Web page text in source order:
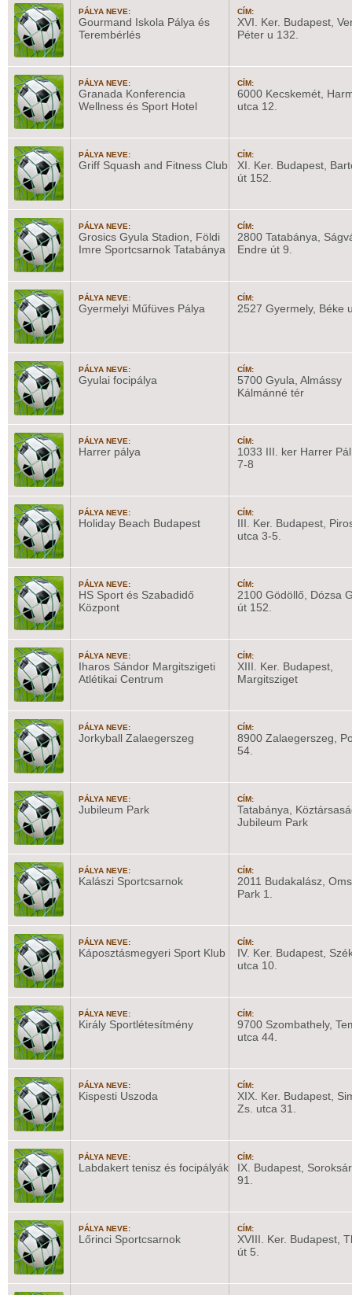
PÁLYA NEVE:
Gourmand Iskola Pálya és
Terembérlés
CÍM:
XVI. Ker. Budapest,
Péter u 132.
PÁLYA NEVE:
Granada Konferencia
Wellness és Sport Hotel
CÍM:
6000 Kecskemét,
utca 12.
PÁLYA NEVE:
Griff Squash and Fitness Club
CÍM:
XI. Ker. Budapest,
út 152.
PÁLYA NEVE:
Grosics Gyula Stadion, Földi
Imre Sportcsarnok Tatabánya
CÍM:
2800 Tatabánya,
Endre út 9.
PÁLYA NEVE:
Gyermelyi Műfüves Pálya
CÍM:
2527 Gyermely, Béke
PÁLYA NEVE:
Gyulai focipálya
CÍM:
5700 Gyula, Almássy
Kálmánné tér
PÁLYA NEVE:
Harrer pálya
CÍM:
1033 III. ker Harrer
7-8
PÁLYA NEVE:
Holiday Beach Budapest
CÍM:
III. Ker. Budapest,
utca 3-5.
PÁLYA NEVE:
HS Sport és Szabadidő
Központ
CÍM:
2100 Gödöllő, Dózsa
út 152.
PÁLYA NEVE:
Iharos Sándor Margitszigeti
Atlétikai Centrum
CÍM:
XIII. Ker. Budapest,
Margitsziget
PÁLYA NEVE:
Jorkyball Zalaegerszeg
CÍM:
8900 Zalaegerszeg,
54.
PÁLYA NEVE:
Jubileum Park
CÍM:
Tatabánya,
Jubileum Park
PÁLYA NEVE:
Kalászi Sportcsarnok
CÍM:
2011 Budakalász,
Park 1.
PÁLYA NEVE:
Káposztásmegyeri Sport Klub
CÍM:
IV. Ker. Budapest,
utca 10.
PÁLYA NEVE:
Király Sportlétesítmény
CÍM:
9700 Szombathely,
utca 44.
PÁLYA NEVE:
Kispesti Uszoda
CÍM:
XIX. Ker. Budapest,
Zs. utca 31.
PÁLYA NEVE:
Labdakert tenisz és focipályák
CÍM:
IX. Budapest,
91.
PÁLYA NEVE:
Lőrinci Sportcsarnok
CÍM:
XVIII. Ker. Budapest,
út 5.